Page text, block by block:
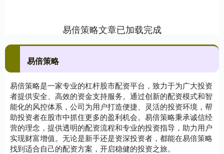
易倍策略文章已加载完成
易倍策略
易倍策略是一家专业的杠杆股市配资平台，致力于为广大投资
者提供安全、高效的资金支持服务。通过创新的配资模式和智
能化的风控体系，公司为用户打造便捷、灵活的投资环境，帮
助投资者在股市中抓住更多的盈利机会。易倍策略秉承诚信经
营的理念，提供透明的配资流程和专业的投资指导，助力用户
实现财富增值。无论是新手还是资深投资者，都能在易倍策略
找到适合自己的配资方案，开启稳健的投资之旅。